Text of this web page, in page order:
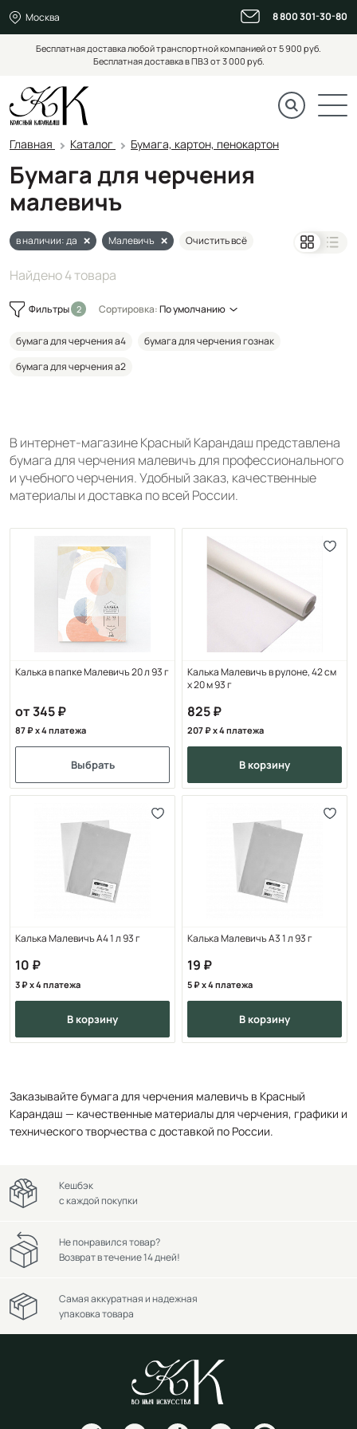
Москва 8 800 301-30-80
Бесплатная доставка любой транспортной компанией от 5 900 руб.
Бесплатная доставка в ПВЗ от 3 000 руб.
Главная Каталог Бумага, картон, пенокартон
Бумага для черчения
малевичъ
в наличии: да Малевичъ Очистить всё
Найдено 4 товара
Фильтры Сортировка:По умолчанию
бумага для черчения а4
бумага для черчения гознак
бумага для черчения а2
В интернет-магазине Красный Карандаш представлена
бумага для черчения малевичъ для профессионального
и учебного черчения. Удобный заказ, качественные
материалы и доставка по всей России.
Калька в папке Малевичъ 20 л 93 г
от 345
87 x 4 платежа
Выбрать
Калька Малевичъ в рулоне, 42 см
х 20 м 93 г
825
207 x 4 платежа
в корзину
Калька Малевичъ А4 1 л 93 г
10
3 x 4 платежа
в корзину
Калька Малевичъ А3 1 л 93 г
19
5 x 4 платежа
в корзину
Заказывайте бумага для черчения малевичъ в Красный
Карандаш — качественные материалы для черчения, графики и
технического творчества с доставкой по России.
Кешбэк
с каждой покупки
Не понравился товар?
Возврат в течение 14 дней!
Самая аккуратная и надежная
упаковка товара